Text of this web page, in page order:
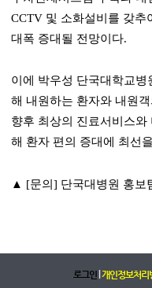
CCTV 및 소화설비를 갖
대폭 증대될 전망이다.
이에 박우성 단국대학교병
해 내원하는 환자와 내원
향후 최상의 진료서비스
해 환자 편의 증대에 최선
▲ [문의] 단국대병원 홍보
로그인|개인정보처리